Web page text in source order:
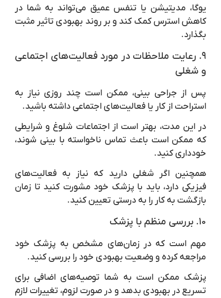
یوگا، مدیتیشن یا تنفس عمیق می‌تواند به شما در
کاهش استرس کمک کند و بر روند بهبودی تاثیر مثبت
بگذارد.
۹.
رعایت ملاحظات در مورد فعالیت‌های اجتماعی
و شغلی
پس از جراحی بینی، ممکن است چند روزی نیاز به
استراحت از کار یا فعالیت‌های اجتماعی داشته باشید.
در این مدت، بهتر است از اجتماعات شلوغ و شرایطی
که ممکن است باعث تماس ناخواسته با بینی شوند،
خودداری کنید.
همچنین اگر شغلی دارید که نیاز به فعالیت‌های
فیزیکی دارد، باید با پزشک خود مشورت کنید تا زمان
بازگشت به کار را به درستی تعیین کنید.
۱۰. بررسی منظم با پزشک
مهم است که در زمان‌های مشخص به پزشک خود
مراجعه کرده و وضعیت بهبودی خود را بررسی کنید.
پزشک ممکن است به شما توصیه‌های اضافی برای
تسریع در بهبودی بدهد و در صورت لزوم، تغییرات لازم